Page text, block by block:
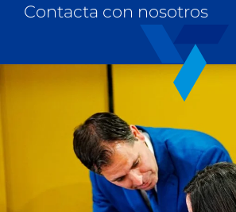
Contacta con nosotros